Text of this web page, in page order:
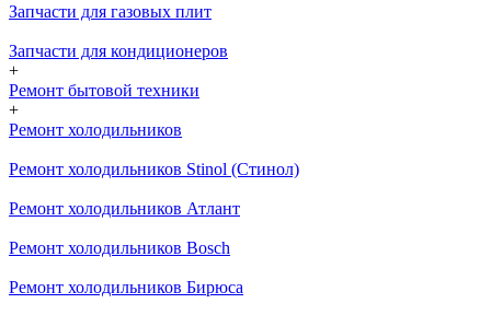
Запчасти для газовых плит
Запчасти для кондиционеров
+
Ремонт бытовой техники
+
Ремонт холодильников
Ремонт холодильников Stinol (Стинол)
Ремонт холодильников Атлант
Ремонт холодильников Bosch
Ремонт холодильников Бирюса